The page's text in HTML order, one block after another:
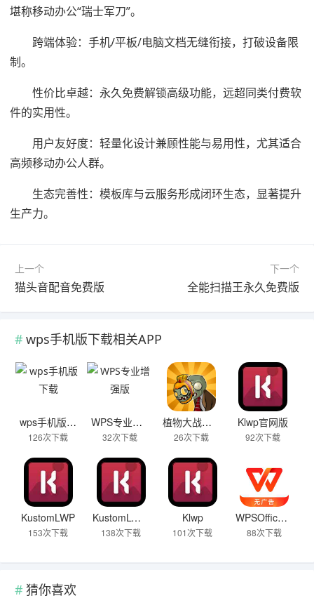
堪称移动办公“瑞士军刀”。
跨端体验：手机/平板/电脑文档无缝衔接，打破设备限
制。
性价比卓越：永久免费解锁高级功能，远超同类付费软
件的实用性。
用户友好度：轻量化设计兼顾性能与易用性，尤其适合
高频移动办公人群。
生态完善性：模板库与云服务形成闭环生态，显著提升
生产力。
上一个
猫头音配音免费版
下一个
全能扫描王永久免费版
wps手机版下载相关APP
wps手机版下载
126次下载
WPS专业增强版
32次下载
植物大战僵尸黑西游版WP版黑风岭
26次下载
Klwp官网版
92次下载
KustomLWP
153次下载
KustomLWP高级版
138次下载
Klwp
101次下载
WPSOffice官方版
88次下载
猜你喜欢